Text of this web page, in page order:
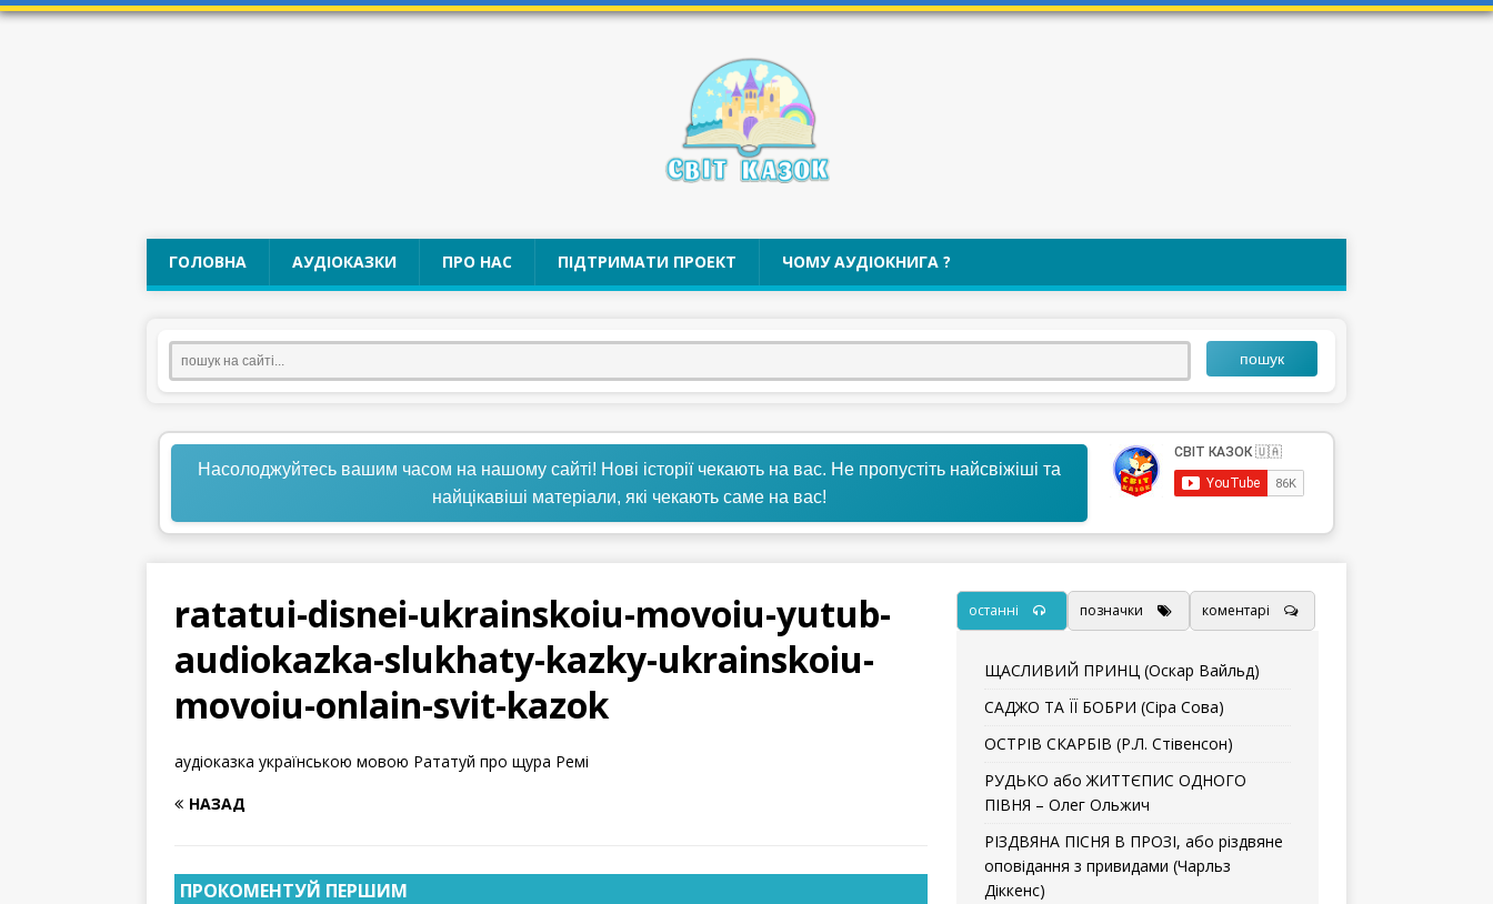
ГОЛОВНА АУДІОКАЗКИ ПРО НАС ПІДТРИМАТИ ПРОЕКТ ЧОМУ АУДІОКНИГА ?
пошук
Насолоджуйтесь вашим часом на нашому сайті! Нові історії чекають на вас. Не пропустіть найсвіжіші та
найцікавіші матеріали, які чекають саме на вас!
ratatui-disnei-ukrainskoiu-movoiu-yutub-
audiokazka-slukhaty-kazky-ukrainskoiu-
movoiu-onlain-svit-kazok
аудіоказка українською мовою Рататуй про щура Ремі
НАЗАД
ПРОКОМЕНТУЙ ПЕРШИМ
останні позначки коментарі
ЩАСЛИВИЙ ПРИНЦ (Оскар Вайльд)
САДЖО ТА ЇЇ БОБРИ (Сіра Сова)
ОСТРІВ СКАРБІВ (Р.Л. Стівенсон)
РУДЬКО або ЖИТТЄПИС ОДНОГО
ПІВНЯ – Олег Ольжич
РІЗДВЯНА ПІСНЯ В ПРОЗІ, або різдвяне
оповідання з привидами (Чарльз
Діккенс)